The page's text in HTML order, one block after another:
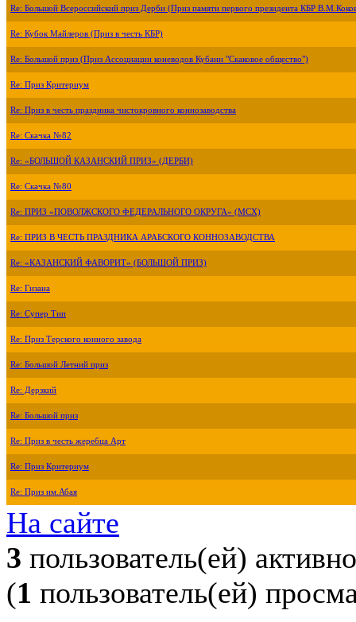
Re: Большой Всероссийский приз Дерби (Приз памяти первого президента КБР
Re: Кубок Майлеров (Приз в честь КБР)
Re: Большой приз (Приз Ассоциации коневодов Кубани "Скаковое общество")
Re: Приз Критериум
Re: Приз в честь праздника чистокровного коннозаводства
Re: Скачка №82
Re: «БОЛЬШОЙ КАЗАНСКИЙ ПРИЗ» (ДЕРБИ)
Re: Скачка №80
Re: ПРИЗ «ПОВОЛЖСКОГО ФЕДЕРАЛЬНОГО ОКРУГА» (МСХ)
Re: ПРИЗ В ЧЕСТЬ ПРАЗДНИКА АРАБСКОГО КОННОЗАВОДСТВА
Re: «КАЗАНСКИЙ ФАВОРИТ» (БОЛЬШОЙ ПРИЗ)
Re: Гизана
Re: Супер Тип
Re: Приз Терского конного завода
Re: Большой Летний приз
Re: Дерзкий
Re: Большой приз
Re: Приз в честь жеребца Арт
Re: Приз Критериум
Re: Приз им.Абая
На сайте
3 пользователь(ей) активно
(1 пользователь(ей)